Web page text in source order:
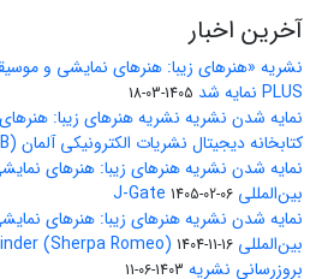
آخرین اخبار
PLUS نمایه شد
1405-03-18
نمایه شدن نشریه نشریه هنرهای زیبا:
کتابخانه دیجیتال نشریات الکترونیکی آلمان (EZB)
نمایه شدن نشریه هنرهای زیبا: هنرهای
بین‌المللی J-Gate 1405-02-06
نمایه شدن نشریه هنرهای زیبا: هنرهای
بین‌المللی Open Policy Finder (Sherpa Romeo) 1404-11-16
بروزرسانی نشریه 1403-06-11